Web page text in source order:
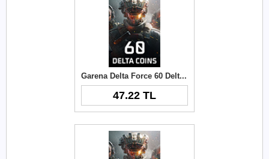
Garena Delta Force 60 Delta Coins TR
47.22 TL